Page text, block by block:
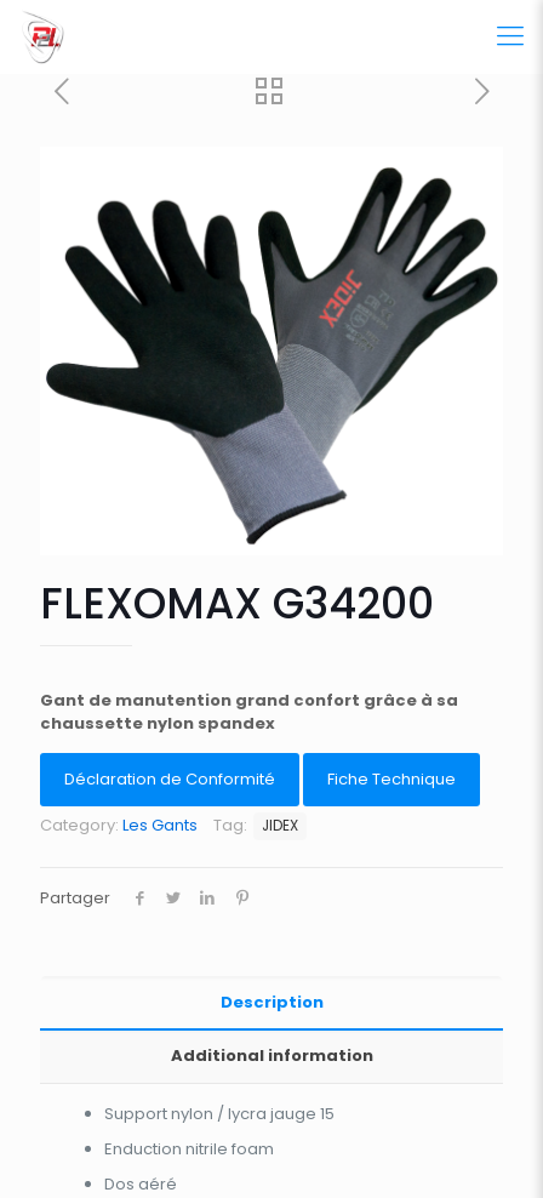
FLEXOMAX G34200
Gant de manutention grand confort grâce à sa
chaussette nylon spandex
Déclaration de Conformité
Fiche Technique
Category: Les Gants Tag: JIDEX
Partager
Description
Additional information
Support nylon / lycra jauge 15
Enduction nitrile foam
Dos aéré